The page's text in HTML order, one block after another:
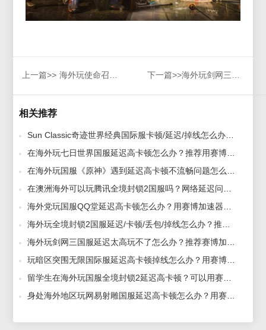
上一篇>> 海外玩使命召唤ol国服需要加速器吗，哪个比较合适 下一篇>>海外玩剑网三国服延迟太高玩不了怎么办？推荐赛博加速器
相关推荐